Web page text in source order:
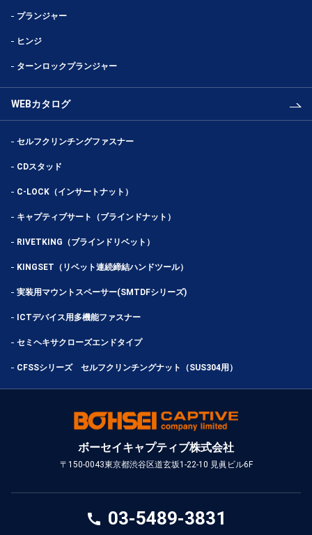
プランジャー
ヒンジ
ターンロックプランジャー
WEBカタログ
セルフクリンチングファスナー
CDスタッド
C-LOCK（インサートナット）
キャプティブサート（ブラインドナット）
RIVETKING（ブラインドリベット）
KINGSET（リベット連続締結ハンドツール）
実装用マウントスペーサー(SMTDFシリーズ)
ICTデバイス用多機能ファスナー
セミヘキサクローズエンドタイプ
CFSSシリーズ セルフクリンチングナット（SUS304用）
ボーセイキャプティブ株式会社
〒150-0043東京都渋谷区道玄坂1-22-10 見眞ビル6F
call 03-5489-3831